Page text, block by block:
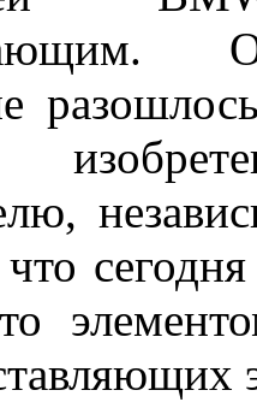
сегодня